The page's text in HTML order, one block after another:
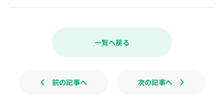
a
e
k
i
e
一覧へ戻る
前の記事へ 次の記事へ